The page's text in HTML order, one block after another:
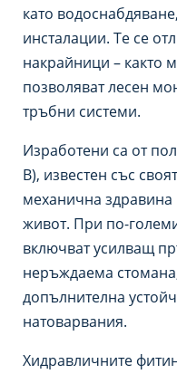
като
инсталации. Те се
накрайници – както
позволяват лесен
тръбни системи.
Изработени са от
B), известен със
механична
живот. При по-
включват усилващ
неръждаема
допълнителна
натоварвания.
Хидравличните